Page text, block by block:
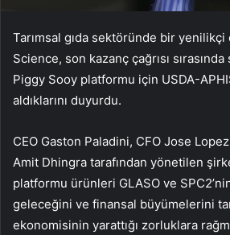
Tarımsal gıda sektöründe bir
Science, son kazanç çağrısı
Piggy Sooy platformu için USDA-
aldıklarını duyurdu.
CEO Gaston Paladini, CFO Jose
Amit Dhingra tarafından yönetilen
platformu ürünleri GLASO ve
geleceğini ve finansal büyümelerini
ekonomisinin yarattığı zorluklara